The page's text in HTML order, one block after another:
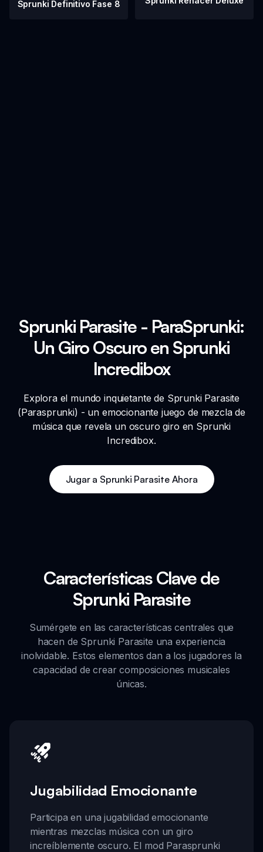
Sprunki Definitivo Fase 8
Sprunki Parasite - ParaSprunki:
Un Giro Oscuro en Sprunki
Incredibox
Explora el mundo inquietante de Sprunki Parasite
(Parasprunki) - un emocionante juego de mezcla de
música que revela un oscuro giro en Sprunki
Incredibox.
Jugar a Sprunki Parasite Ahora
Características Clave de
Sprunki Parasite
Sumérgete en las características centrales que
hacen de Sprunki Parasite una experiencia
inolvidable. Estos elementos dan a los jugadores la
capacidad de crear composiciones musicales
únicas.
Jugabilidad Emocionante
Participa en una jugabilidad emocionante
mientras mezclas música con un giro
increíblemente oscuro. El mod Parasprunki